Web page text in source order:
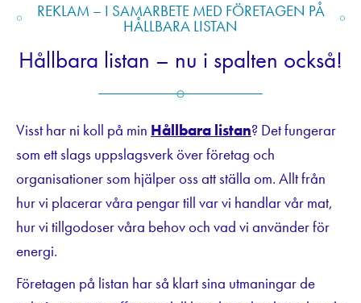
REKLAM – I SAMARBETE MED FÖRETAGEN PÅ
HÅLLBARA LISTAN
Hållbara listan – nu i spalten också!
Visst har ni koll på min Hållbara listan? Det fungerar
som ett slags uppslagsverk över företag och
organisationer som hjälper oss att ställa om. Allt från
hur vi placerar våra pengar till var vi handlar vår mat,
hur vi tillgodoser våra behov och vad vi använder för
energi.
Företagen på listan har så klart sina utmaningar de